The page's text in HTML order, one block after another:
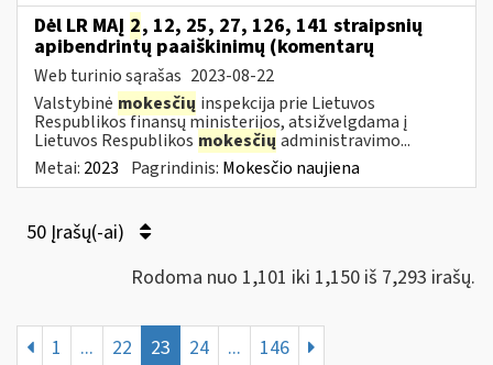
Dėl LR MAĮ 2, 12, 25, 27, 126, 141 straipsnių
apibendrintų paaiškinimų (komentarų
Web turinio sąrašas 2023-08-22
Valstybinė mokesčių inspekcija prie Lietuvos
Respublikos finansų ministerijos, atsižvelgdama į
Lietuvos Respublikos mokesčių administravimo...
Metai: 2023 Pagrindinis: Mokesčio naujiena
50 Įrašų(-ai)
Rodoma nuo 1,101 iki 1,150 iš 7,293 irašų.
1 ... 22 23 24 ... 146